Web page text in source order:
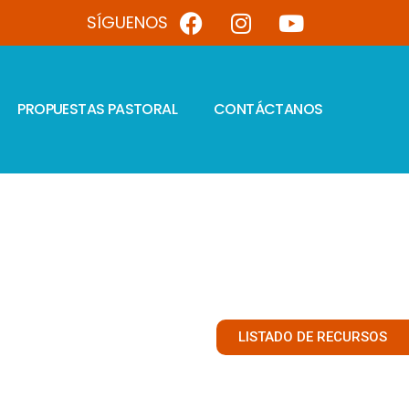
SÍGUENOS
PROPUESTAS PASTORAL CONTÁCTANOS
LISTADO DE RECURSOS